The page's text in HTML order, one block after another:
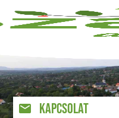
KAPCSOLAT